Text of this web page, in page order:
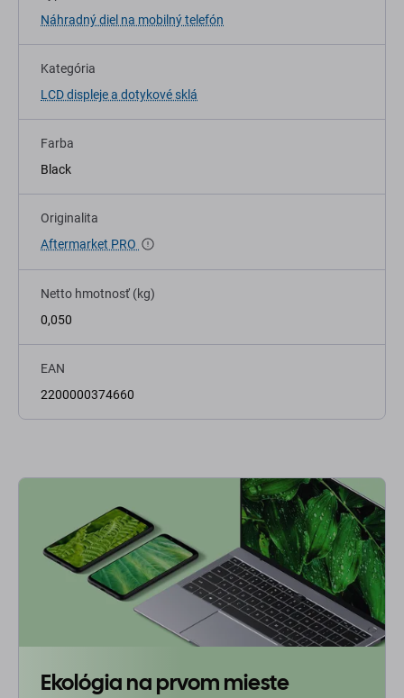
Náhradný diel na mobilný telefón
Kategória
LCD displeje a dotykové sklá
Farba
Black
Originalita
Aftermarket PRO
Netto hmotnosť (kg)
0,050
EAN
2200000374660
Ekológia na prvom mieste